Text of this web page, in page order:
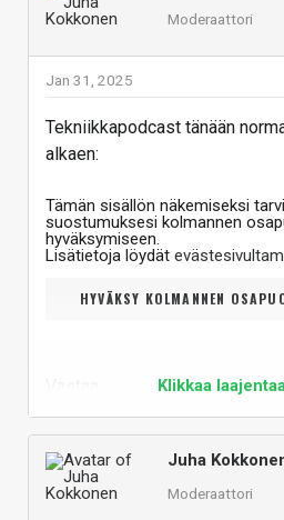
Moderaattori
Jan 31, 2025
Tekniikkapodcast tänään
alkaen:
Tämän sisällön näkemiseksi
suostumuksesi kolmannen
hyväksymiseen.
Lisätietoja löydät
HYVÄKSY KOLMANNEN
Klikkaa
Juha
Moderaattori